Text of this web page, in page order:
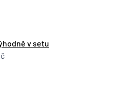
v setu